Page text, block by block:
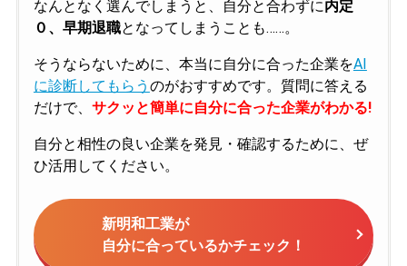
なんとなく選んでしまうと、自分と合わずに内定
０、早期退職となってしまうことも……。
そうならないために、本当に自分に合った企業をAI
に診断してもらう のがおすすめです。質問に答える
だけで、 サクッと簡単に自分に合った企業がわかる!
自分と相性の良い企業を発見・確認するために、ぜ
ひ活用してください。
新明和工業が
自分に合っているかチェック！